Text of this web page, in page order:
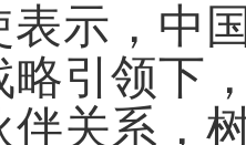
表示，中
略引领下
伴关系，